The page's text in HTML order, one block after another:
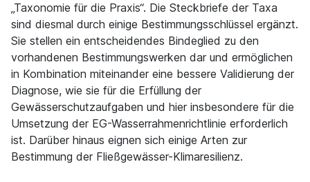
„Taxonomie für die Praxis“. Die Steckbriefe der Taxa
sind diesmal durch einige Bestimmungsschlüssel ergänzt.
Sie stellen ein entscheidendes Bindeglied zu den
vorhandenen Bestimmungswerken dar und ermöglichen
in Kombination miteinander eine bessere Validierung der
Diagnose, wie sie für die Erfüllung der
Gewässerschutzaufgaben und hier insbesondere für die
Umsetzung der EG-Wasserrahmenrichtlinie erforderlich
ist. Darüber hinaus eignen sich einige Arten zur
Bestimmung der Fließgewässer-Klimaresilienz.